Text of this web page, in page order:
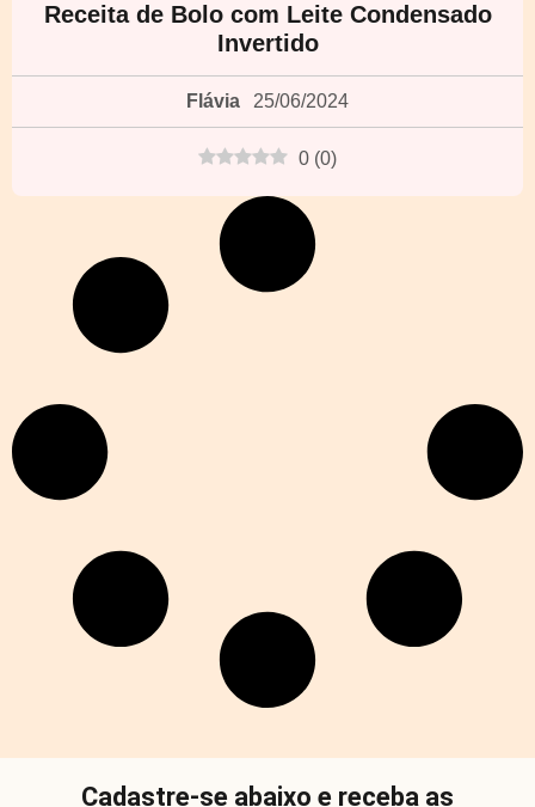
Receita de Bolo com Leite Condensado
Invertido
Flávia 25/06/2024
0 (0)
Cadastre-se abaixo e receba as